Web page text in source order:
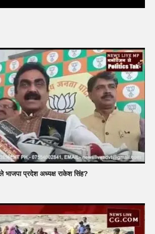
भाजपा प्रदेश अध्यक्ष राकेश सिंह?